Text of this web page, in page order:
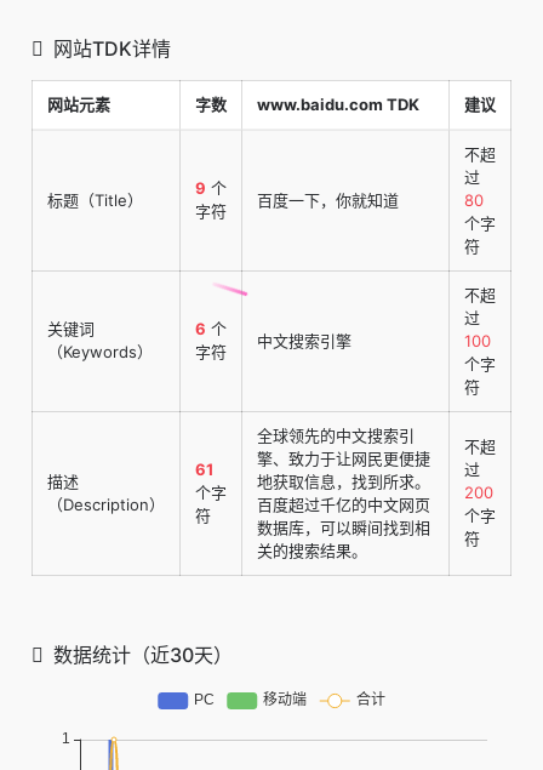
网站TDK详情
网站元素 字数 www.baidu.com TDK 建议
标题（Title）
9 个
字符
百度一下，你就知道
不超
过
80
个字
符
关键词
（Keywords）
6 个
字符
中文搜索引擎
不超
过
100
个字
符
描述
（Description）
61
个字
符
全球领先的中文搜索引
擎、致力于让网民更便捷
地获取信息，找到所求。
百度超过千亿的中文网页
数据库，可以瞬间找到相
关的搜索结果。
不超
过
200
个字
符
数据统计（近30天）